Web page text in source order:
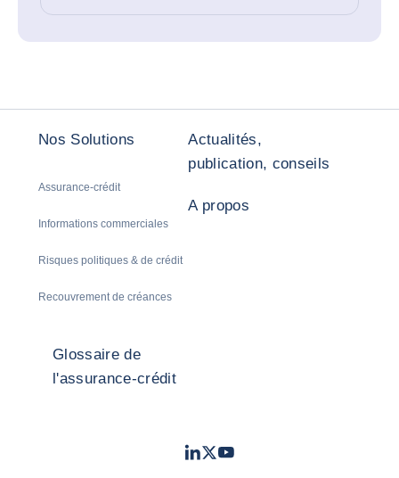
Nos Solutions
Assurance-crédit
Informations commerciales
Risques politiques & de crédit
Recouvrement de créances
Actualités,
publication, conseils
A propos
Glossaire de
l'assurance-crédit
LinkedIn
TwitterYoutube